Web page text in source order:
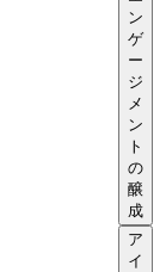
ン
ゲ
ー
ジ
メ
ン
ト
の
醸
成
ア
イ